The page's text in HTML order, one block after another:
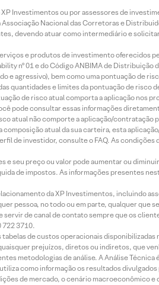
Investimentos ou por assessores de
Nacional das Corretoras e
devendo atuar como intermediário e
e produtos de investimento oferecidos
nº 01 e do Código ANBIMA de
e agressivo), bem como uma pontuação de
quantidades e limites da pontuação de
de risco atual comporta a aplicação nos
pode consultar essas informações
atual não comporte a aplicação/
atual da sua carteira, esta
de investidor, consulte o FAQ. As
seu preço ou valor pode aumentar ou
de impostos. As informações presentes
da XP Investimentos, incluindo
pessoa, no todo ou em parte, qualquer
de canal de contato sempre que os
722 3710.
de custos operacionais
prejuízos, diretos ou indiretos, que
metodologias de análise. A Análise
como informação os resultados
de mercado, o cenário macroeconômico